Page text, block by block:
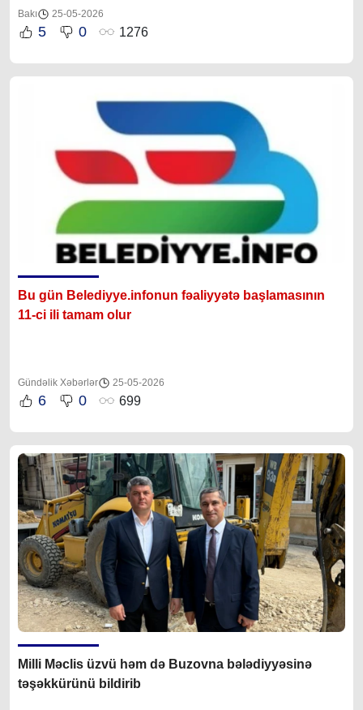
Bakı 25-05-2026
5 0 1276
Bu gün Belediyye.infonun fəaliyyətə başlamasının
11-ci ili tamam olur
Gündəlik Xəbərlər 25-05-2026
6 0 699
Milli Məclis üzvü həm də Buzovna bələdiyyəsinə
təşəkkürünü bildirib